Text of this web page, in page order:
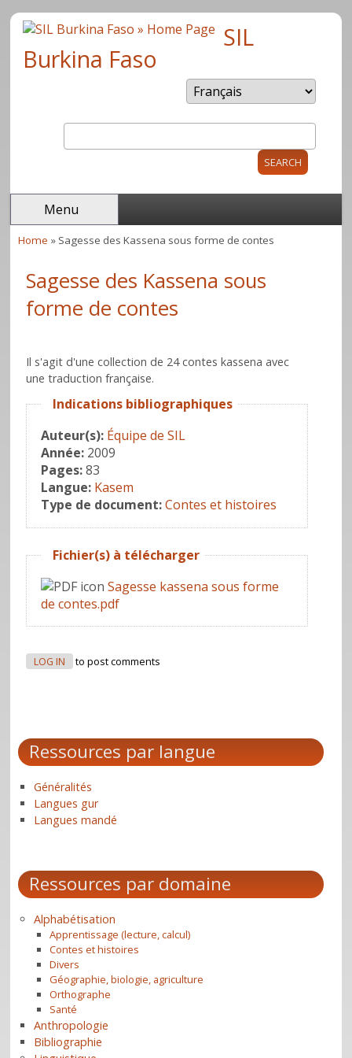
Skip to main content SIL
Burkina Faso
Search form
Menu
Home » Sagesse des Kassena sous forme de contes
Sagesse des Kassena sous
forme de contes
Il s'agit d'une collection de 24 contes kassena avec
une traduction française.
Hide
Indications bibliographiques
Auteur(s): Équipe de SIL
Année: 2009
Pages:83
Langue: Kasem
Type de document:Contes et histoires
Hide
Fichier(s) à télécharger
Sagesse kassena sous forme
de contes.pdf
LOG IN to post comments
Ressources par langue
Généralités
Langues gur
Langues mandé
Ressources par domaine
Alphabétisation
Apprentissage (lecture, calcul)
Contes et histoires
Divers
Géographie, biologie, agriculture
Orthographe
Santé
Anthropologie
Bibliographie